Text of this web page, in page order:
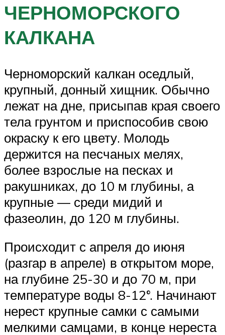
ЧЕРНОМОРСКОГО
КАЛКАНА
Черноморский калкан оседлый,
крупный, донный хищник. Обычно
лежат на дне, присыпав края своего
тела грунтом и приспособив свою
окраску к его цвету. Молодь
держится на песчаных мелях,
более взрослые на песках и
ракушниках, до 10 м глубины, а
крупные — среди мидий и
фазеолин, до 120 м глубины.
Происходит с апреля до июня
(разгар в апреле) в открытом море,
на глубине 25-30 и до 70 м, при
температуре воды 8-12°. Начинают
нерест крупные самки с самыми
мелкими самцами, в конце нереста